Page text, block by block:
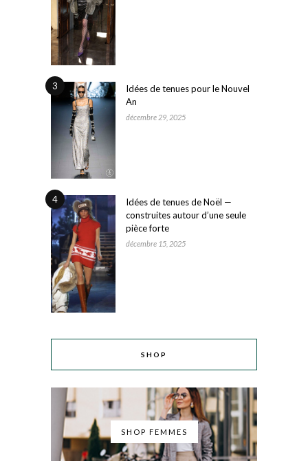
3
Idées de tenues pour le Nouvel
An
décembre 29, 2025
4
Idées de tenues de Noël —
construites autour d’une seule
pièce forte
décembre 15, 2025
SHOP
SHOP FEMMES